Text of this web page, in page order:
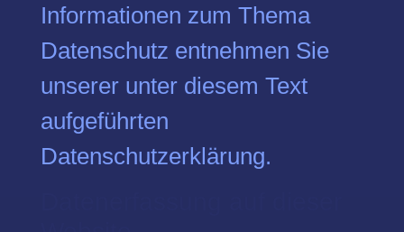
Informationen zum Thema
Datenschutz entnehmen Sie
unserer unter diesem Text
aufgeführten
Datenschutzerklärung.